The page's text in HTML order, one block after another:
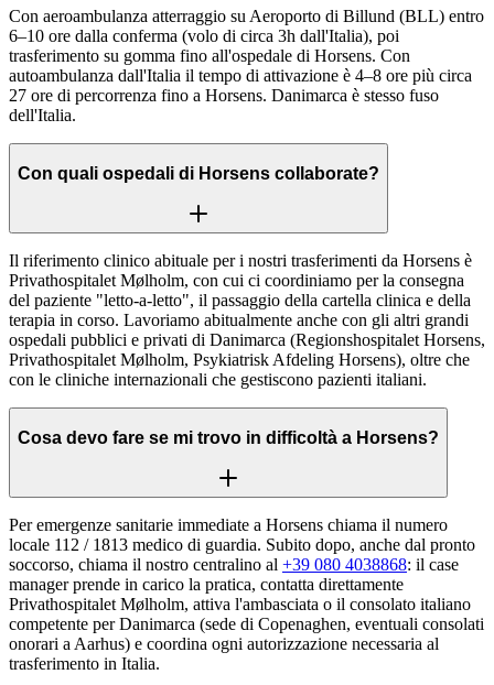
Con aeroambulanza atterraggio su Aeroporto di Billund (BLL) entro
6–10 ore dalla conferma (volo di circa 3h dall'Italia), poi
trasferimento su gomma fino all'ospedale di Horsens. Con
autoambulanza dall'Italia il tempo di attivazione è 4–8 ore più circa
27 ore di percorrenza fino a Horsens. Danimarca è stesso fuso
dell'Italia.
Con quali ospedali di Horsens collaborate?
Il riferimento clinico abituale per i nostri trasferimenti da Horsens è
Privathospitalet Mølholm, con cui ci coordiniamo per la consegna
del paziente "letto-a-letto", il passaggio della cartella clinica e della
terapia in corso. Lavoriamo abitualmente anche con gli altri grandi
ospedali pubblici e privati di Danimarca (Regionshospitalet Horsens,
Privathospitalet Mølholm, Psykiatrisk Afdeling Horsens), oltre che
con le cliniche internazionali che gestiscono pazienti italiani.
Cosa devo fare se mi trovo in difficoltà a Horsens?
Per emergenze sanitarie immediate a Horsens chiama il numero
locale 112 / 1813 medico di guardia. Subito dopo, anche dal pronto
soccorso, chiama il nostro centralino al +39 080 4038868: il case
manager prende in carico la pratica, contatta direttamente
Privathospitalet Mølholm, attiva l'ambasciata o il consolato italiano
competente per Danimarca (sede di Copenaghen, eventuali consolati
onorari a Aarhus) e coordina ogni autorizzazione necessaria al
trasferimento in Italia.